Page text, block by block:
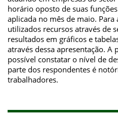
horário oposto de suas
aplicada no mês de maio.
utilizados recursos através de
resultados em gráficos e
através dessa apresentação.
possível constatar o nível de
parte dos respondentes é
trabalhadores.